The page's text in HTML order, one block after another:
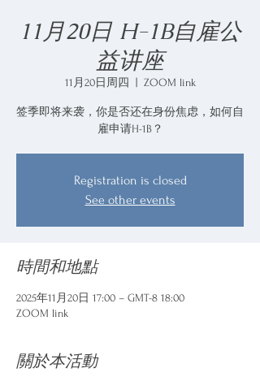
11月20日 H-1B自雇公
益讲座
11月20日周四 ZOOM link
签季即将来袭，你是否还在身份焦虑，如何自
雇申请H-1B？
Registration is closed
See other events
時間和地點
2025年11月20日 17:00 – GMT-8 18:00
ZOOM link
關於本活動